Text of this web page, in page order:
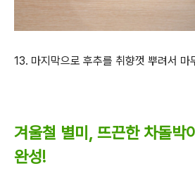
13. 마지막으로 후추를 취향껏 뿌려서 마
겨울철 별미, 뜨끈한 차돌박
완성!